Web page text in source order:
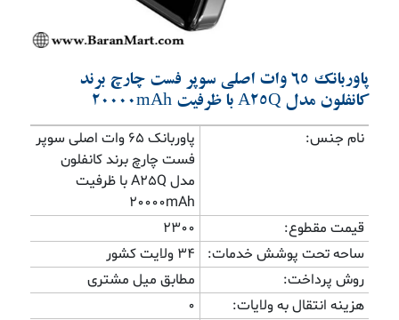
پاوربانک 65 وات اصلی سوپر فست چارچ برند
کانفلون مدل A25Q با ظرفیت 20000mAh
نام جنس:
پاوربانک 65 وات اصلی سوپر
فست چارچ برند کانفلون
مدل A25Q با ظرفیت
20000mAh
قیمت مقطوع:
2300
ساحه تحت پوشش خدمات:
34 ولایت کشور
روش پرداخت:
مطابق میل مشتری
هزینه انتقال به ولایات:
0